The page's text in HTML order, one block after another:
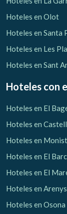
Hoteles en Olot
Hoteles en Santa
Hoteles en Les
Hoteles en Sant
Hoteles con
Hoteles en El
Hoteles en
Hoteles en
Hoteles en El
Hoteles en El
Hoteles en
Hoteles en Osona